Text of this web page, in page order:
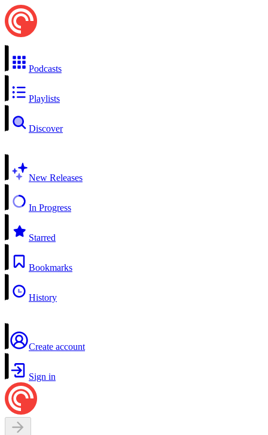
Podcasts
Playlists
Discover
New Releases
In Progress
Starred
Bookmarks
History
Create account
Sign in